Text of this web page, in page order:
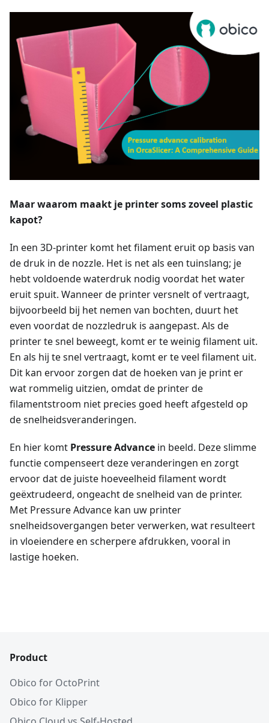
Maar waarom maakt je printer soms zoveel plastic
kapot?
In een 3D-printer komt het filament eruit op basis van
de druk in de nozzle. Het is net als een tuinslang; je
hebt voldoende waterdruk nodig voordat het water
eruit spuit. Wanneer de printer versnelt of vertraagt,
bijvoorbeeld bij het nemen van bochten, duurt het
even voordat de nozzledruk is aangepast. Als de
printer te snel beweegt, komt er te weinig filament uit.
En als hij te snel vertraagt, komt er te veel filament uit.
Dit kan ervoor zorgen dat de hoeken van je print er
wat rommelig uitzien, omdat de printer de
filamentstroom niet precies goed heeft afgesteld op
de snelheidsveranderingen.
En hier komt Pressure Advance in beeld. Deze slimme
functie compenseert deze veranderingen en zorgt
ervoor dat de juiste hoeveelheid filament wordt
geëxtrudeerd, ongeacht de snelheid van de printer.
Met Pressure Advance kan uw printer
snelheidsovergangen beter verwerken, wat resulteert
in vloeiendere en scherpere afdrukken, vooral in
lastige hoeken.
Product
Obico for OctoPrint
Obico for Klipper